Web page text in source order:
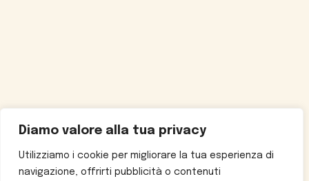
Diamo valore alla tua privacy
Utilizziamo i cookie per migliorare la tua esperienza di
navigazione, offrirti pubblicità o contenuti